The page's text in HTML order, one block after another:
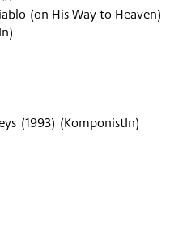
(on His Way to Heaven)
(1993) (KomponistIn)